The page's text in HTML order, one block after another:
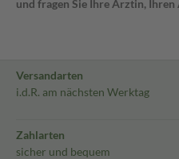
und fragen Sie Ihre Ärztin,
Versandarten
i.d.R. am nächsten Werktag
Zahlarten
sicher und bequem